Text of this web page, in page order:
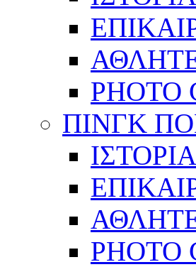
PHOTO
ΠΙΝΓΚ
ΙΣΤΟΡΙΑ
PHOTO